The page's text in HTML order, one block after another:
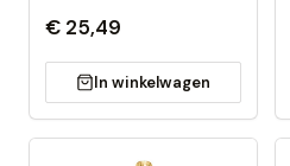
€ 25,49
In winkelwagen